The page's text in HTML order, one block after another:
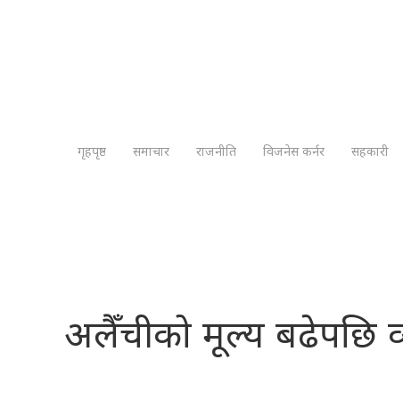
गृहपृष्ठ समाचार राजनीति विजनेस कर्नर सहकारी
अलैँचीको मूल्य बढेपछि